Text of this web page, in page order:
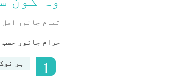
تمام جانور اصل
حرام جانور حسب
ہر